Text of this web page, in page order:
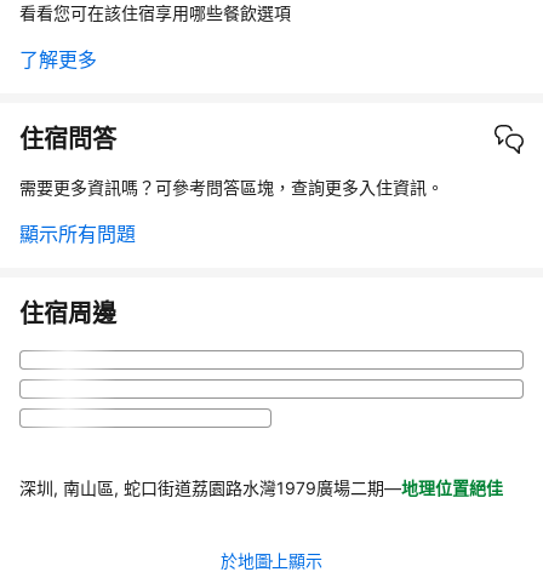
看看您可在該住宿享用哪些餐飲選項
了解更多
住宿問答
需要更多資訊嗎？可參考問答區塊，查詢更多入住資訊。
顯示所有問題
住宿周邊
深圳, 南山區, 蛇口街道荔園路水灣1979廣場二期—地理位置絕佳
於地圖上顯示